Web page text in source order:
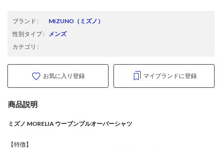
ブランド : MIZUNO （ミズノ）
性別タイプ:
メンズ
カテゴリ :
お気に入り登録 マイブランドに登録
商品説明
ミズノ MORELIA ウーブンプルオーバーシャツ
【特徴】